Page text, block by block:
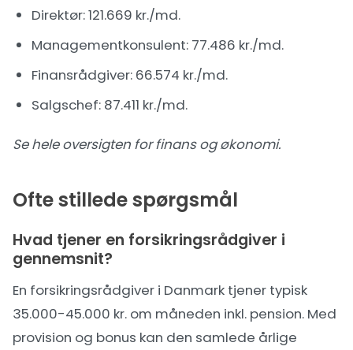
Direktør: 121.669 kr./md.
Managementkonsulent: 77.486 kr./md.
Finansrådgiver: 66.574 kr./md.
Salgschef: 87.411 kr./md.
Se hele oversigten forfinans og økonomi.
Ofte stillede spørgsmål
Hvad tjener en forsikringsrådgiver i
gennemsnit?
En forsikringsrådgiver i Danmark tjener typisk
35.000-45.000 kr. om måneden inkl. pension. Med
provision og bonus kan den samlede årlige